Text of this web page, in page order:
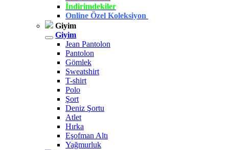
İndirimdekiler
Online Özel Koleksiyon
Giyim
Giyim
Jean Pantolon
Pantolon
Gömlek
Sweatshirt
T-shirt
Polo
Şort
Deniz Şortu
Atlet
Hırka
Eşofman Altı
Yağmurluk